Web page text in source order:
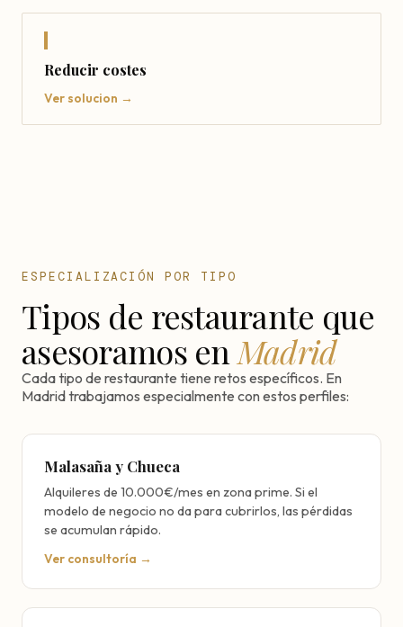
Reducir costes
Ver solucion →
ESPECIALIZACIÓN POR TIPO
Tipos de restaurante que
asesoramos en Madrid
Cada tipo de restaurante tiene retos específicos. En
Madrid trabajamos especialmente con estos perfiles:
Malasaña y Chueca
Alquileres de 10.000€/mes en zona prime. Si el
modelo de negocio no da para cubrirlos, las pérdidas
se acumulan rápido.
Ver consultoría →